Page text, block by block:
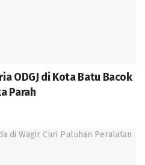
ODGJ di Kota Batu Bacok
Parah